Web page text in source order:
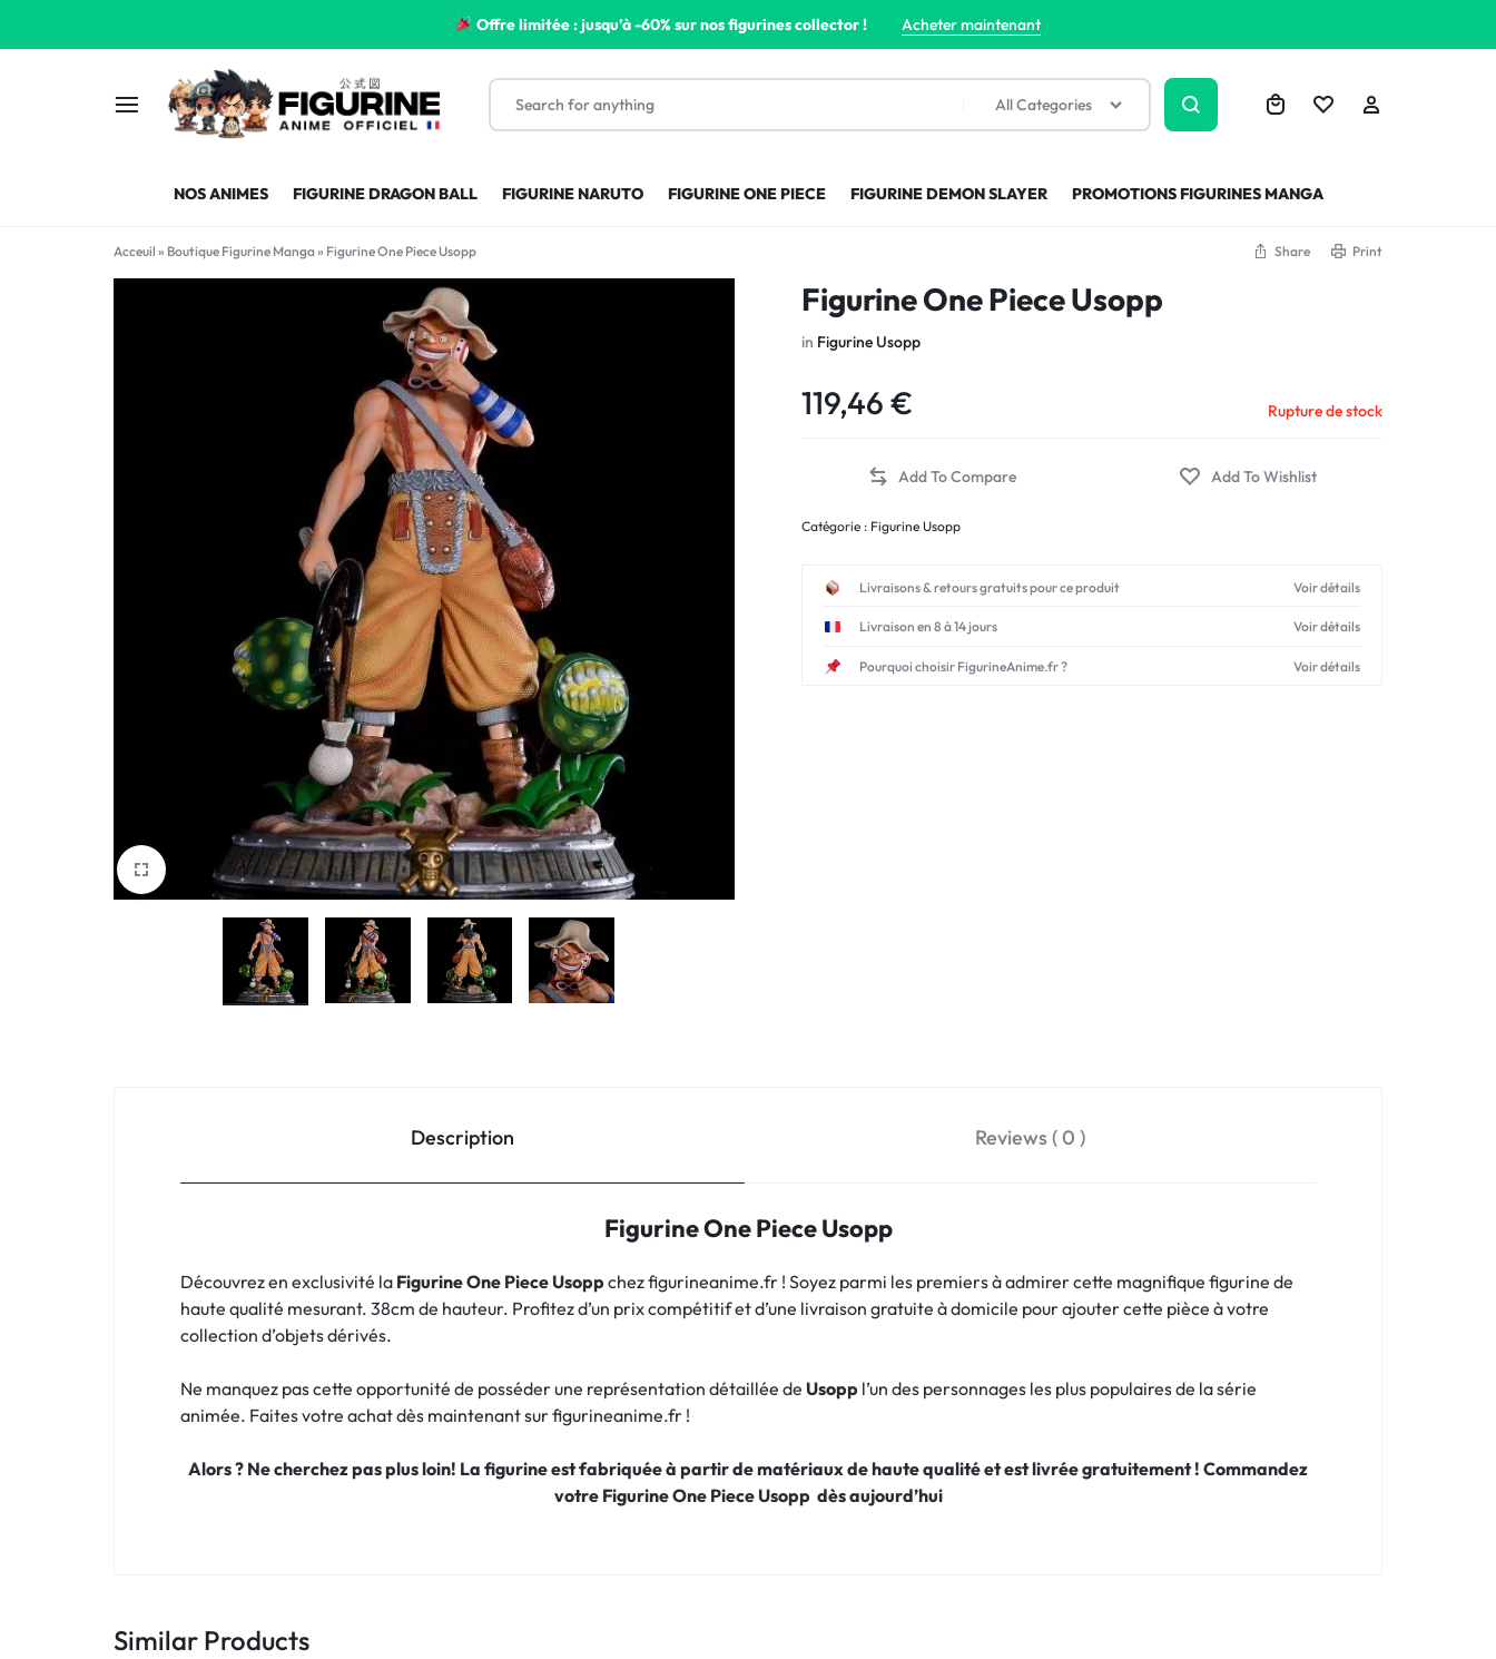
Offre limitée : jusqu’à -60% sur nos figurines collector ! Acheter maintenant
FRANCE
FRANCE
All Categories
NOS ANIMES FIGURINE DRAGON BALL FIGURINE NARUTO FIGURINE ONE PIECE FIGURINE DEMON SLAYER PROMOTIONS FIGURINES MANGA
Acceuil » Boutique Figurine Manga» Figurine One Piece Usopp Share Print
Figurine One Piece Usopp
in Figurine Usopp
119,46€ Rupture de stock
Catégorie : Figurine Usopp
Livraisons & retours gratuits pour ce produit Voir détails
Livraison en 8 à 14 jours Voir détails
Pourquoi choisir FigurineAnime.fr ? Voir détails
Description Reviews ( 0 )
Figurine One Piece Usopp
Découvrez en exclusivité la Figurine One Piece Usopp chez figurineanime.fr ! Soyez parmi les premiers à admirer cette magnifique figurine de
haute qualité mesurant. 38cm de hauteur. Profitez d’un prix compétitif et d’une livraison gratuite à domicile pour ajouter cette pièce à votre
collection d’objets dérivés.
Ne manquez pas cette opportunité de posséder une représentation détaillée de Usopp l’un des personnages les plus populaires de la série
animée. Faites votre achat dès maintenant sur figurineanime.fr !
Alors ? Ne cherchez pas plus loin! La figurine est fabriquée à partir de matériaux de haute qualité et est livrée gratuitement ! Commandez
votre Figurine One Piece Usopp dès aujourd’hui
Similar Products